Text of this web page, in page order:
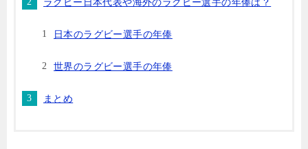
ラグビー日本代表や海外のラグビー選手の年俸は？
日本のラグビー選手の年俸
世界のラグビー選手の年俸
まとめ